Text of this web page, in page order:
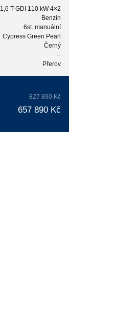
1,6 T-GDI 110 kW 4×2
Benzin
6st. manuální
Cypress Green Pearl
Černý
–
Přerov
827 890 Kč
657 890 Kč